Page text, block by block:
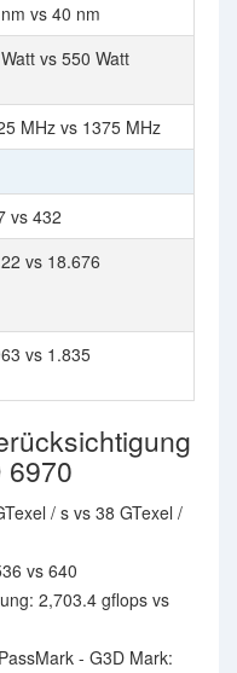
vs 40 nm
vs 550 Watt
MHz vs 1375 MHz
vs 432
vs 18.676
vs 1.835
6970
/ s vs 38 GTexel /
vs 640
2,703.4 gflops vs
- G3D Mark: